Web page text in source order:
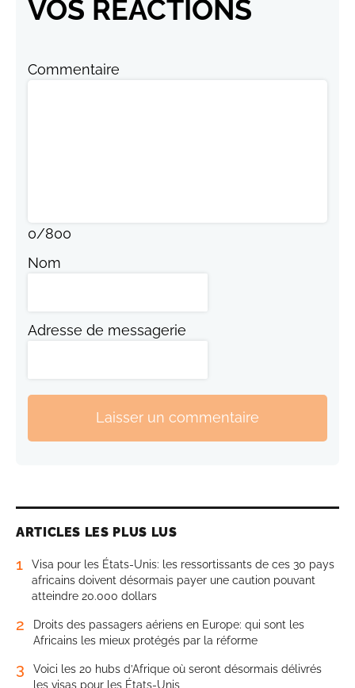
VOS RÉACTIONS
Commentaire
0/800
Nom
Adresse de messagerie
Laisser un commentaire
ARTICLES LES PLUS LUS
1
Visa pour les États-Unis: les ressortissants de ces 30 pays
africains doivent désormais payer une caution pouvant
atteindre 20.000 dollars
2
Droits des passagers aériens en Europe: qui sont les
Africains les mieux protégés par la réforme
3
Voici les 20 hubs d’Afrique où seront désormais délivrés
les visas pour les États-Unis